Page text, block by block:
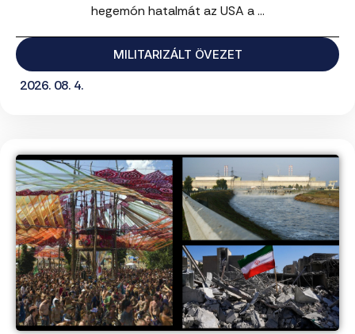
hegemón hatalmát az USA a ...
MILITARIZÁLT ÖVEZET
2026. 08. 4.